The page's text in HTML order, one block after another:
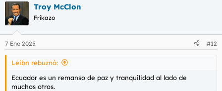
Troy McClon
Frikazo
7 Ene 2025 #12
Leibn rebuznó:
Ecuador es un remanso de paz y tranquilidad al lado de
muchos otros.